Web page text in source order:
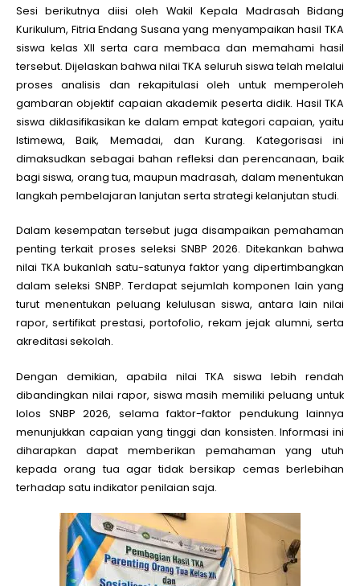
Sesi berikutnya diisi oleh Wakil Kepala Madrasah Bidang
Kurikulum, Fitria Endang Susana yang menyampaikan hasil TKA
siswa kelas XII serta cara membaca dan memahami hasil
tersebut. Dijelaskan bahwa nilai TKA seluruh siswa telah melalui
proses analisis dan rekapitulasi oleh untuk memperoleh
gambaran objektif capaian akademik peserta didik. Hasil TKA
siswa diklasifikasikan ke dalam empat kategori capaian, yaitu
Istimewa, Baik, Memadai, dan Kurang. Kategorisasi ini
dimaksudkan sebagai bahan refleksi dan perencanaan, baik
bagi siswa, orang tua, maupun madrasah, dalam menentukan
langkah pembelajaran lanjutan serta strategi kelanjutan studi.
Dalam kesempatan tersebut juga disampaikan pemahaman
penting terkait proses seleksi SNBP 2026. Ditekankan bahwa
nilai TKA bukanlah satu-satunya faktor yang dipertimbangkan
dalam seleksi SNBP. Terdapat sejumlah komponen lain yang
turut menentukan peluang kelulusan siswa, antara lain nilai
rapor, sertifikat prestasi, portofolio, rekam jejak alumni, serta
akreditasi sekolah.
Dengan demikian, apabila nilai TKA siswa lebih rendah
dibandingkan nilai rapor, siswa masih memiliki peluang untuk
lolos SNBP 2026, selama faktor-faktor pendukung lainnya
menunjukkan capaian yang tinggi dan konsisten. Informasi ini
diharapkan dapat memberikan pemahaman yang utuh
kepada orang tua agar tidak bersikap cemas berlebihan
terhadap satu indikator penilaian saja.